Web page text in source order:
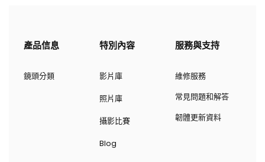
產品信息
鏡頭分類
特別內容
影片庫
照片庫
攝影比賽
Blog
服務與支持
維修服務
常見問題和解答
韌體更新資料